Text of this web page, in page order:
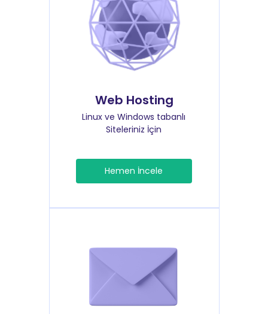
Web Hosting
Linux ve Windows tabanlı
Siteleriniz İçin
Hemen İncele